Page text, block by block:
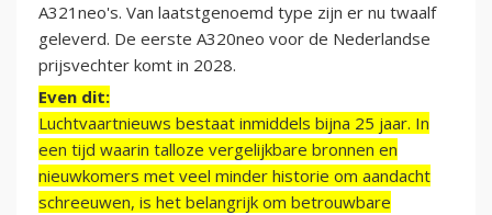
A321neo's. Van laatstgenoemd type zijn er nu twaalf
geleverd. De eerste A320neo voor de Nederlandse
prijsvechter komt in 2028.
Even dit:
Luchtvaartnieuws bestaat inmiddels bijna 25 jaar. In
een tijd waarin talloze vergelijkbare bronnen en
nieuwkomers met veel minder historie om aandacht
schreeuwen, is het belangrijk om betrouwbare